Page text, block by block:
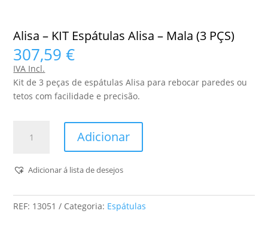
Alisa – KIT Espátulas Alisa – Mala (3 PÇS)
307,59€
IVA Incl.
Kit de 3 peças de espátulas Alisa para rebocar paredes ou
tetos com facilidade e precisão.
-
Espátulas
Alisa
Adicionar
Adicionar á lista de desejos
REF: 13051 Categoria: Espátulas